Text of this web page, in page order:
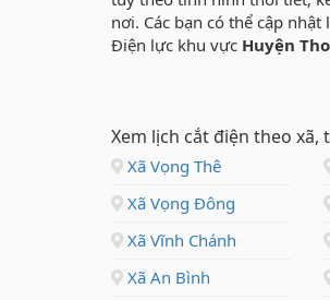
nơi. Các bạn có thể cập
Điện lực khu vực Huyện
Xem lịch cắt điện theo xã,
Xã Vọng Thê
Xã Vọng Đông
Xã Vĩnh Chánh
Xã An Bình